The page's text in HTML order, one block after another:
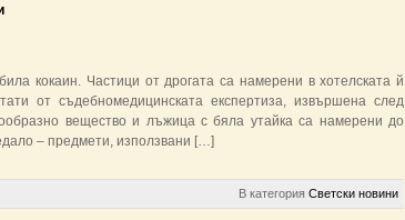
кокаин. Частици от дрогата са намерени в хотелската й
от съдебномедицинската експертиза, извършена след
вещество и лъжица с бяла утайка са намерени до
– предмети, използвани […]
В категория Светски новини